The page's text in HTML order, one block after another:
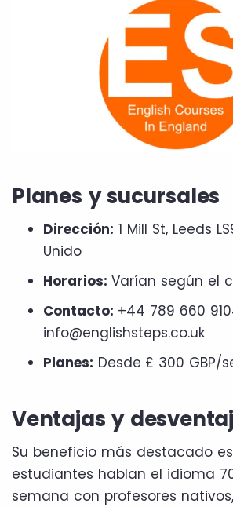
Planes y sucursales
Dirección: 1 Mill St, Leeds
Unido
Horarios: Varían según el
Contacto: +44 789 660
info@englishsteps.co.uk
Planes: Desde £ 300 GBP/
Ventajas y
Su beneficio más destacado
estudiantes hablan el idioma
semana con profesores